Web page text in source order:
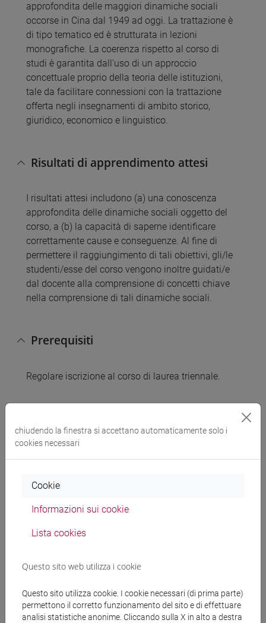
approfondita delle maggiori dinamiche sociali
occorse in Cina dal 1949 ad oggi. La trattazione è
di tipo tematico ed è strutturata in lezioni
monografiche. La coerenza rispetto al corso di
studi è garantita dall'uso di un approccio
concettuale proprio della teoria delle istituzioni,
tale da facilitare connessioni con la trattazione
offerta negli insegnamenti di ambito storico,
giuridico, economico e linguistico.
Risultati di apprendimento attesi
I risultati attesi includono (a) una conoscenza
approfondita delle dinamiche sociali oggetto del
corso, a (b) la capacità di saperne identificare
correttamente cause e conseguenze. Al fine di
permettere il raggiungimento di tali obiettivi, gli/le
studenti/esse del corso vengono inoltre guidati/e
dal docente alla comprensione di concetti chiave
nella comprensione di tali dinamiche sociali.
Prerequisiti
Regolare iscrizione al corso di laurea triennale.
ruoli sociali.
Testi di riferimento
1) Tamara Jacka, Andrew B. Kipnis, Sally
Sargeson. Contemporary China: Society and Social
Change. Cambridge: Cambridge University Press,
2013
chiudendo la finestra si accettano automaticamente solo i
cookies necessari
Cookie
Informazioni sui cookie
Lista cookies
Questo sito web utilizza i cookie
Questo sito utilizza cookie. I cookie necessari (di prima parte)
permettono il corretto funzionamento del sito e di effettuare
analisi statistiche anonime. Cliccando sulla X in alto a destra